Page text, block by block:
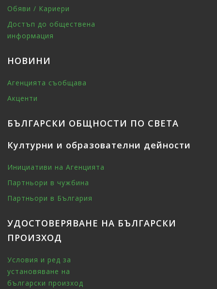
Обяви / Кариери
Достъп до обществена
информация
НОВИНИ
Агенцията съобщава
Акценти
БЪЛГАРСКИ ОБЩНОСТИ ПО СВЕТА
Културни и образователни дейности
Инициативи на Агенцията
Партньори в чужбина
Партньори в България
УДОСТОВЕРЯВАНЕ НА БЪЛГАРСКИ
ПРОИЗХОД
Условия и ред за
установяване на
български произход